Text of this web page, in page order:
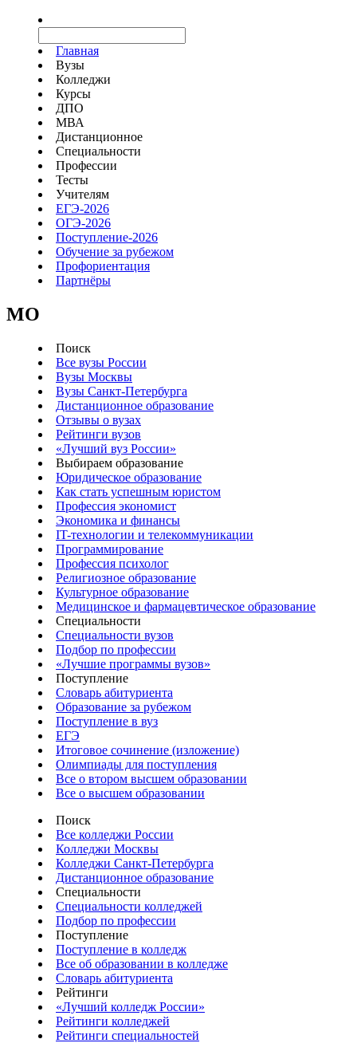
Главная
Вузы
Колледжи
Курсы
ДПО
МВА
Дистанционное
Специальности
Профессии
Тесты
Учителям
ЕГЭ-2026
ОГЭ-2026
Поступление-2026
Обучение за рубежом
Профориентация
Партнёры
MO
Поиск
Все вузы России
Вузы Москвы
Вузы Санкт-Петербурга
Дистанционное образование
Отзывы о вузах
Рейтинги вузов
«Лучший вуз России»
Выбираем образование
Юридическое образование
Как стать успешным юристом
Профессия экономист
Экономика и финансы
IT-технологии и телекоммуникации
Программирование
Профессия психолог
Религиозное образование
Культурное образование
Медицинское и фармацевтическое образование
Специальности
Специальности вузов
Подбор по профессии
«Лучшие программы вузов»
Поступление
Словарь абитуриента
Образование за рубежом
Поступление в вуз
ЕГЭ
Итоговое сочинение (изложение)
Олимпиады для поступления
Все о втором высшем образовании
Все о высшем образовании
Поиск
Все колледжи России
Колледжи Москвы
Колледжи Санкт-Петербурга
Дистанционное образование
Специальности
Специальности колледжей
Подбор по профессии
Поступление
Поступление в колледж
Все об образовании в колледже
Словарь абитуриента
Рейтинги
«Лучший колледж России»
Рейтинги колледжей
Рейтинги специальностей